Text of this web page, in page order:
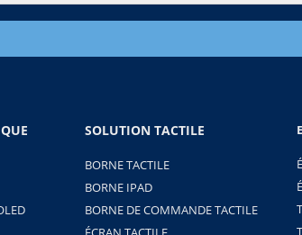
SOLUTION TACTILE
BORNE TACTILE
BORNE IPAD
BORNE DE COMMANDE TACTILE